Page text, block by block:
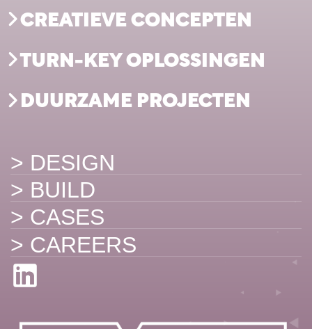
CREATIEVE CONCEPTEN
TURN-KEY OPLOSSINGEN
DUURZAME PROJECTEN
> DESIGN
> BUILD
> CASES
> CAREERS